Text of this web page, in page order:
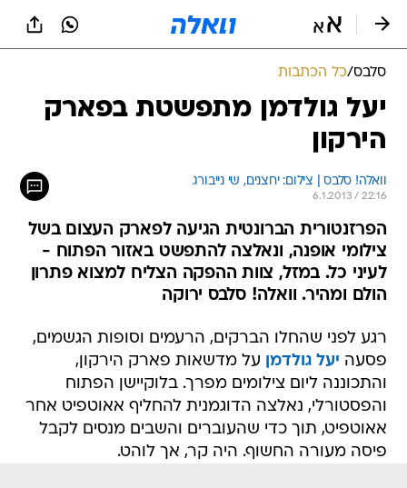
סלבס/כל הכתבות
יעל גולדמן מתפשטת בפארק
הירקון
וואלה! סלבס | צילום: יחצנים, שי נייבורג
6.1.2013 / 22:16
הפרזנטורית הברונטית הגיעה לפארק העצום בשל
צילומי אופנה, ונאלצה להתפשט באזור הפתוח -
לעיני כל. במזל, צוות ההפקה הצליח למצוא פתרון
הולם ומהיר. וואלה! סלבס ירוקה
רגע לפני שהחלו הברקים, הרעמים וסופות הגשמים,
פסעה יעל גולדמן על מדשאות פארק הירקון,
והתכוננה ליום צילומים מפרך. בלוקיישן הפתוח
והפסטורלי, נאלצה הדוגמנית להחליף אאוטפיט אחר
אאוטפיט, תוך כדי שהעוברים והשבים מנסים לקבל
פיסה מעורה החשוף. היה קר, אך לוהט.